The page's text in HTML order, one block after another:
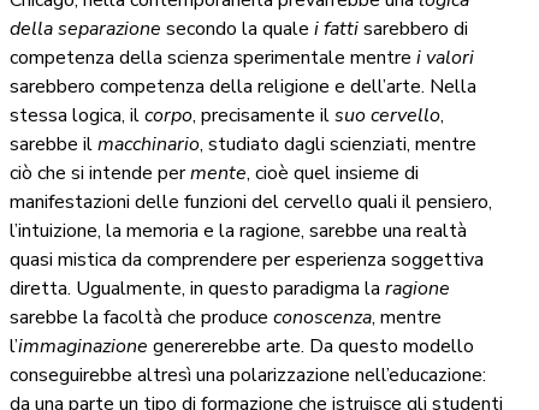
della separazione secondo la quale i fattisarebbero di
competenza della scienza sperimentale mentre i valori
sarebbero competenza della religione e dell’arte. Nella
stessa logica, ilcorpo, precisamente ilsuo cervello,
sarebbe ilmacchinario, studiato dagli scienziati, mentre
ciò che si intende permente, cioè quel insieme di
manifestazioni delle funzioni del cervello quali il pensiero,
l’intuizione, la memoria e la ragione, sarebbe una realtà
quasi mistica da comprendere per esperienza soggettiva
diretta. Ugualmente, in questo paradigma la ragione
sarebbe la facoltà che produce conoscenza, mentre
l’immaginazione genererebbe arte. Da questo modello
conseguirebbe altresì una polarizzazione nell’educazione:
da una parte un tipo di formazione che istruisce gli studenti